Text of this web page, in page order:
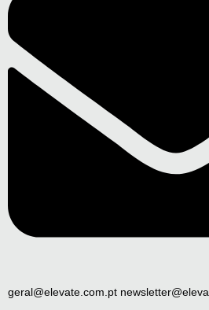
geral@elevate.com.pt